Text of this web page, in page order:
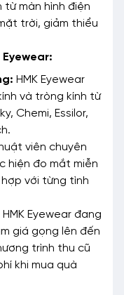
từ màn hình điện
trời, giảm thiểu
Eyewear:
HMK Eyewear
và tròng kính từ
Chemi, Essilor,
viên chuyên
hiện đo mắt miễn
với từng tình
HMK Eyewear đang
giá gọng lên đến
trình thu cũ
khi mua quà